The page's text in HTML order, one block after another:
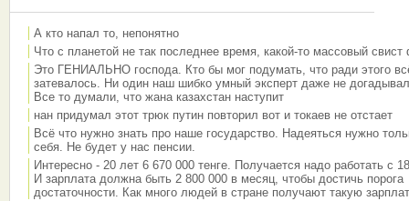
А кто напал то, непонятно
Что с планетой не так последнее время, какой-то массовый свист
Это ГЕНИАЛЬНО господа. Кто бы мог подумать, что ради этого
затевалось. Ни один наш шибко умный эксперт даже не
Все то думали, что жана казахстан наступит
нан придумал этот трюк путин повторил вот и токаев не отстает
Всё что нужно знать про наше государство. Надеяться нужно
себя. Не будет у нас пенсии.
Интересно - 20 лет 6 670 000 тенге. Получается надо работать с
И зарплата должна быть 2 800 000 в месяц, чтобы достичь порога
достаточности. Как много людей в стране получают такую